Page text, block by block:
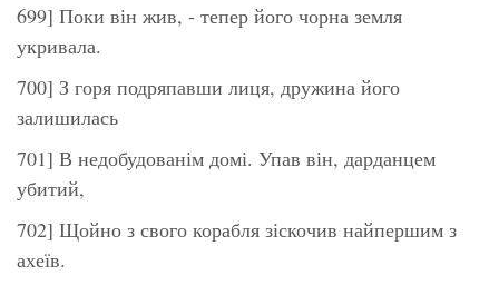
699] Поки він жив, - тепер його чорна земля
укривала.
700] З горя подряпавши лиця, дружина його
залишилась
701] В недобудованім домі. Упав він, дарданцем
убитий,
702] Щойно з свого корабля зіскочив найпершим з
ахеїв.